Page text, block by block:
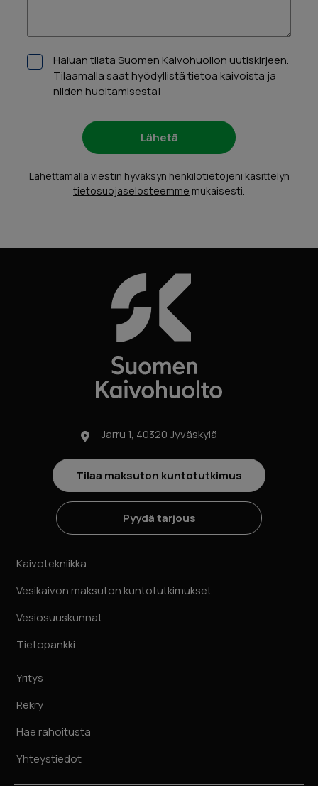
Haluan tilata Suomen Kaivohuollon uutiskirjeen.
Tilaamalla saat hyödyllistä tietoa kaivoista ja
niiden huoltamisesta!
Lähettämällä viestin hyväksyn henkilötietojeni käsittelyn
tietosuojaselosteemme mukaisesti.
Jarru 1, 40320 Jyväskylä
Tilaa maksuton kuntotutkimus
Pyydä tarjous
Kaivotekniikka
Vesikaivon maksuton kuntotutkimukset
Vesiosuuskunnat
Tietopankki
Yritys
Rekry
Hae rahoitusta
Yhteystiedot